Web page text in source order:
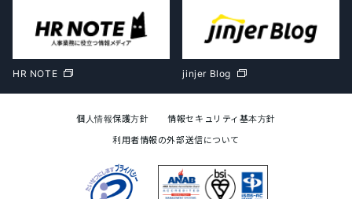
HR NOTE jinjer Blog
個人情報保護方針
情報セキュリティ基本方針
利用者情報の外部送信について